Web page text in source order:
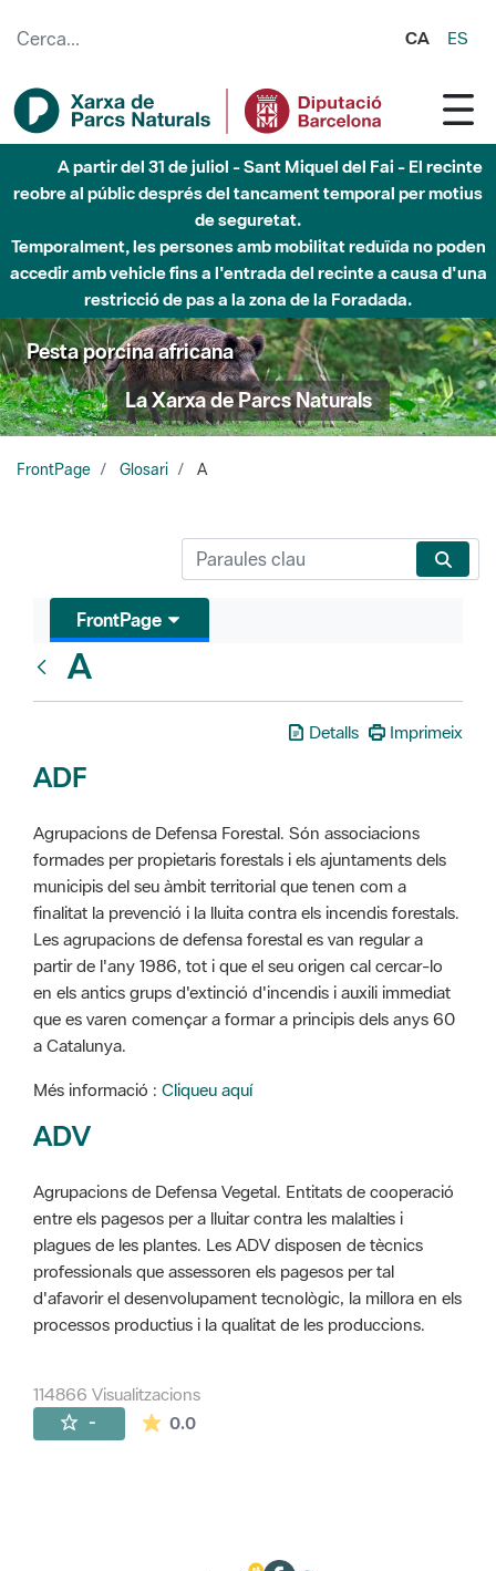
CA ES
A partir del 31 de juliol - Sant Miquel del Fai - El recinte
reobre al públic després del tancament temporal per motius
de seguretat.
Temporalment, les persones amb mobilitat reduïda no poden
accedir amb vehicle fins a l'entrada del recinte a causa d'una
restricció de pas a la zona de la Foradada.
Pesta porcina africana
La Xarxa de Parcs Naturals
FrontPage Glosari A
FrontPage
A
Detalls Imprimeix
ADF
Agrupacions de Defensa Forestal. Són associacions
formades per propietaris forestals i els ajuntaments dels
municipis del seu àmbit territorial que tenen com a
finalitat la prevenció i la lluita contra els incendis forestals.
Les agrupacions de defensa forestal es van regular a
partir de l'any 1986, tot i que el seu origen cal cercar-lo
en els antics grups d'extinció d'incendis i auxili immediat
que es varen començar a formar a principis dels anys 60
a Catalunya.
Més informació : Cliqueu aquí
ADV
Agrupacions de Defensa Vegetal. Entitats de cooperació
entre els pagesos per a lluitar contra les malalties i
plagues de les plantes. Les ADV disposen de tècnics
professionals que assessoren els pagesos per tal
d'afavorir el desenvolupament tecnològic, la millora en els
processos productius i la qualitat de les produccions.
114866 Visualitzacions
- 0.0La mitjana de les valoracions és de 0